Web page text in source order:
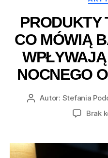
PRODUKTY
CO MÓWIĄ
NOCNEGO
AutorAutor: Stefania
Brak